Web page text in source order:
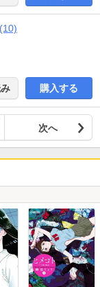
購入する
次へ